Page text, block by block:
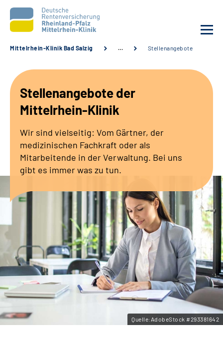
Unsere Angebote
Karriere
Zuweisende &
Leichte Sprache
Gebärdensprache
Mittelrhein-Klinik Bad Salzig … Stellenangebote
Stellenangebote der
Mittelrhein-Klinik
Wir sind vielseitig: Vom Gärtner, der
medizinischen Fachkraft oder als
Mitarbeitende in der Verwaltung. Bei uns
gibt es immer was zu tun.
Quelle:AdobeStock #293381642